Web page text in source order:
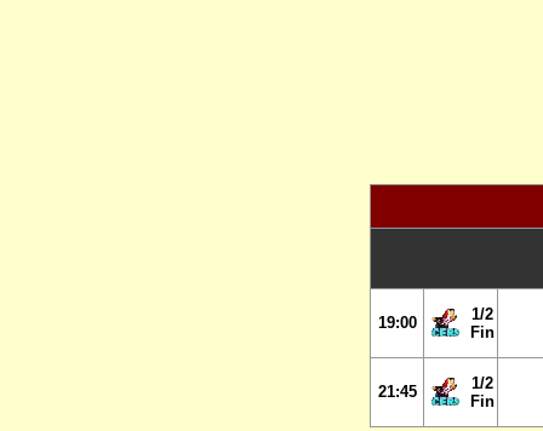
19:00
1/2
Fin
21:45
1/2
Fin